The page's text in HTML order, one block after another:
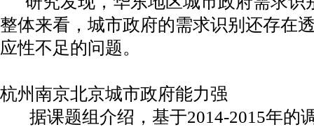
整体来看，城市政府的需求识别还存在
应性不足的问题。
杭州南京北京城市政府能力强
据课题组介绍，基于2014-2015年的